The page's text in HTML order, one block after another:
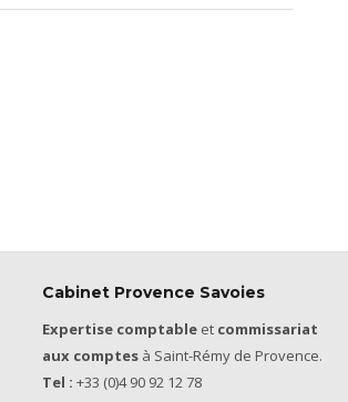
Cabinet Provence Savoies
Expertise comptable et commissariat
aux comptes à Saint-Rémy de Provence.
Tel : +33 (0)4 90 92 12 78